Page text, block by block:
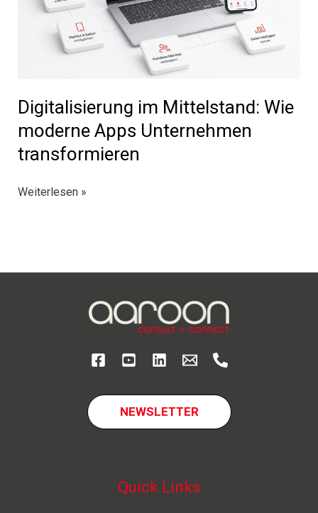
Digitalisierung im Mittelstand: Wie
moderne Apps Unternehmen
transformieren
Digitalisierung
transformieren
Weiterlesen »
NEWSLETTER
Quick Links